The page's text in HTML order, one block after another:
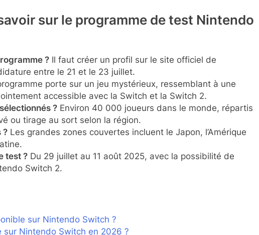
sur le programme de test Nintendo
?Il faut créer un profil sur le site officiel de
entre le 21 et le 23 juillet.
porte sur un jeu mystérieux, ressemblant à une
accessible avec la Switch et la Switch 2.
?Environ 40 000 joueurs dans le monde, répartis
ou tirage au sort selon la région.
?Les grandes zones couvertes incluent le Japon, l’Amérique
test ?Du 29 juillet au 11 août 2025, avec la possibilité de
Switch 2.
sur Nintendo Switch ?
Nintendo Switch en 2026 ?